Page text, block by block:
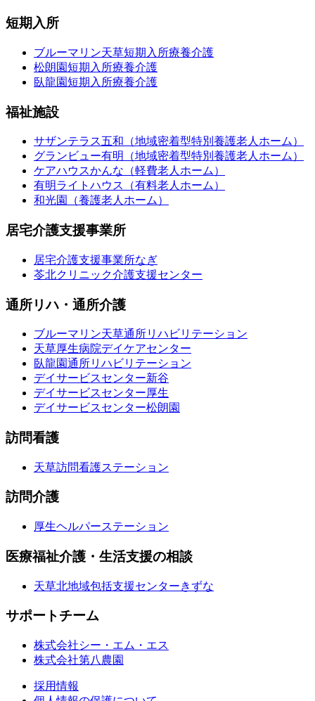
短期入所
ブルーマリン天草短期入所療養介護
松朗園短期入所療養介護
臥龍園短期入所療養介護
福祉施設
サザンテラス五和（地域密着型特別養護老人ホーム）
グランビュー有明（地域密着型特別養護老人ホーム）
ケアハウスかんな（軽費老人ホーム）
有明ライトハウス（有料老人ホーム）
和光園（養護老人ホーム）
居宅介護支援事業所
居宅介護支援事業所なぎ
苓北クリニック介護支援センター
通所リハ・通所介護
ブルーマリン天草通所リハビリテーション
天草厚生病院デイケアセンター
臥龍園通所リハビリテーション
デイサービスセンター新谷
デイサービスセンター厚生
デイサービスセンター松朗園
訪問看護
天草訪問看護ステーション
訪問介護
厚生ヘルパーステーション
医療福祉介護・生活支援の相談
天草北地域包括支援センターきずな
サポートチーム
株式会社シー・エム・エス
株式会社第八農園
採用情報